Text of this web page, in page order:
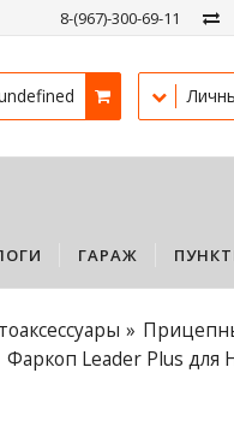
8-(967)-300-69-11
ГАРАЖ
Фаркоп Leader Plus для